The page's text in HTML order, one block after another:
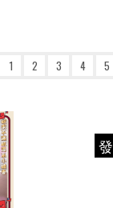
1 2 3 4 5